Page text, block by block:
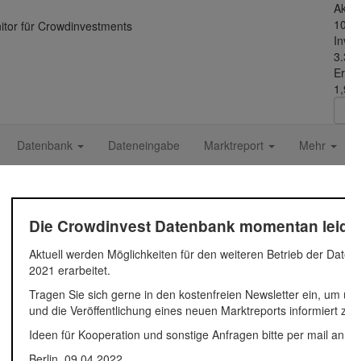
für Crowdinvestments
Datenbank Dateneingabe Marktreport Mehr
GmbH
2016 in Hamburg gegründet. Die beiden Gründer Jan Rabe
jedes Jahr in den besten Energievertrag gewechselt
jährlichen Anbieterwechsel. Das Besondere dabei
der Versorger für die Kunden nutzt.
635.580 Euro
Unternehmen
Die Crowdinvest Datenbank momentan
Aktuell werden Möglichkeiten für den weiteren Betrieb der
2021 erarbeitet.
Tragen Sie sich gerne in den kostenfreien Newsletter ein,
und die Veröffentlichung eines neuen Marktreports informiert
Ideen für Kooperation und sonstige Anfragen bitte per mail an